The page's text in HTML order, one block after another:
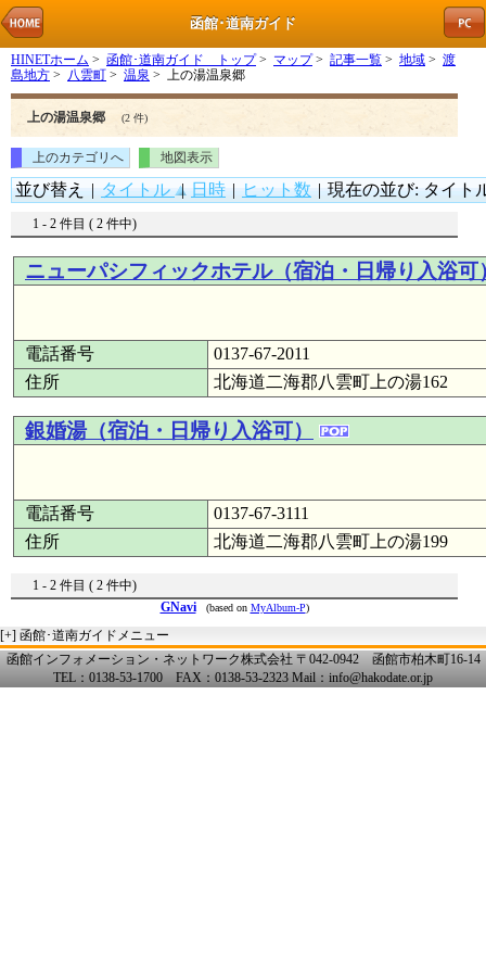
函館･道南ガイド
HINETホーム > 函館･道南ガイド トップ> マップ> 記事一覧 > 地域 > 渡
島地方 > 八雲町 > 温泉 > 上の湯温泉郷
上の湯温泉郷 (2 件)
上のカテゴリへ 地図表示
並び替え | タイトル | 日時 | ヒット数 | 現在の並び: タイト
1 - 2 件目 ( 2 件中)
ニューパシフィックホテル（宿泊・日帰り入浴可
電話番号
0137-67-2011
住所
北海道二海郡八雲町上の湯162
銀婚湯（宿泊・日帰り入浴可）
電話番号
0137-67-3111
住所
北海道二海郡八雲町上の湯199
1 - 2 件目 ( 2 件中)
GNavi
(based on MyAlbum-P)
[+] 函館･道南ガイドメニュー
函館インフォメーション・ネットワーク株式会社 〒042-0942 函館市柏木町16-14
TEL：0138-53-1700 FAX：0138-53-2323 Mail：info@hakodate.or.jp